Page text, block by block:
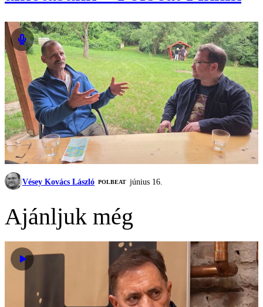
Vésey Kovács László ‎POLBEAT június 16.
Ajánljuk még